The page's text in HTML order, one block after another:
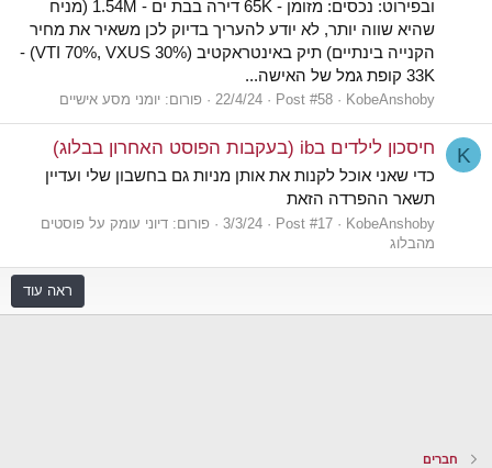
ובפירוט: נכסים: מזומן - 65K דירה בבת ים - 1.54M (מניח
שהיא שווה יותר, לא יודע להעריך בדיוק לכן משאיר את מחיר
הקנייה בינתיים) תיק באינטראקטיב (30% VTI 70%, VXUS) -
33K קופת גמל של האישה...
KobeAnshoby
Post #58
22/4/24 פורום: יומני מסע אישיים
K חיסכון לילדים בib (בעקבות הפוסט האחרון בבלוג)
כדי שאני אוכל לקנות את אותן מניות גם בחשבון שלי ועדיין
תשאר ההפרדה הזאת
KobeAnshoby
Post #17
3/3/24 פורום: דיוני עומק על פוסטים
מהבלוג
ראה עוד
חברים